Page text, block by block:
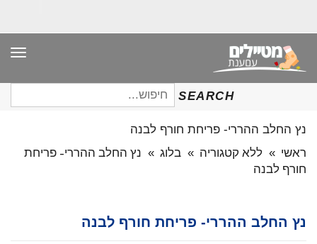
SEARCH
חיפוש
עבור:
נץ החלב ההררי- פריחת חורף לבנה
ראשי » ללא קטגוריה » בלוג » נץ החלב ההררי- פריחת
חורף לבנה
נץ החלב ההררי- פריחת חורף לבנה